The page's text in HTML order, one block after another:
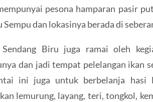
pesona hamparan pasir
Sempu dan lokasinya berada di
Biru juga ramai oleh
dan jadi tempat pelelangan ikan
ini juga untuk berbelanja hasi
lemurung, layang, teri, tongkol,